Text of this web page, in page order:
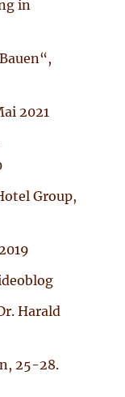
in
2021
Group,
Harald
25-28.